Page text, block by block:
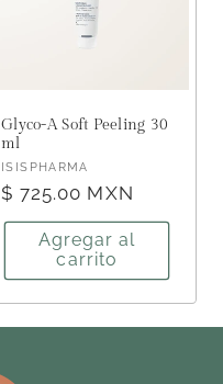
Glyco-A Soft Peeling 30
ml
Proveedor:
ISISPHARMA
Precio
habitual
$ 725.00 MXN
Agregar al
carrito